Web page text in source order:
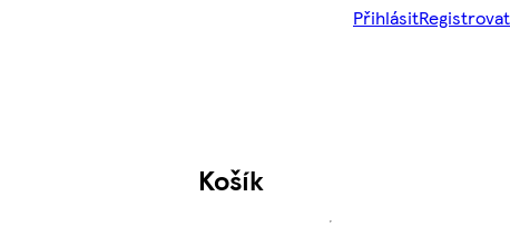
PřihlásitRegistrovat
Košík